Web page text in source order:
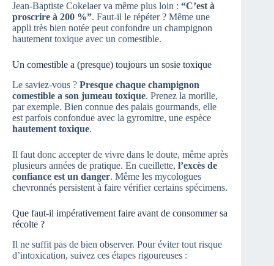
Jean-Baptiste Cokelaer va même plus loin : “C’est à
proscrire à 200 %”. Faut-il le répéter ? Même une
appli très bien notée peut confondre un champignon
hautement toxique avec un comestible.
Un comestible a (presque) toujours un sosie toxique
Le saviez-vous ? Presque chaque champignon
comestible a son jumeau toxique. Prenez la morille,
par exemple. Bien connue des palais gourmands, elle
est parfois confondue avec la gyromitre, une espèce
hautement toxique.
Il faut donc accepter de vivre dans le doute, même après
plusieurs années de pratique. En cueillette, l’excès de
confiance est un danger. Même les mycologues
chevronnés persistent à faire vérifier certains spécimens.
Que faut-il impérativement faire avant de consommer sa
récolte ?
Il ne suffit pas de bien observer. Pour éviter tout risque
d’intoxication, suivez ces étapes rigoureuses :